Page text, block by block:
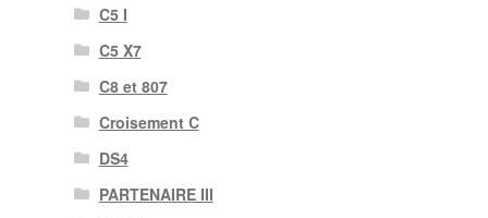
C5 I
C5 X7
C8 et 807
Croisement C
DS4
PARTENAIRE III